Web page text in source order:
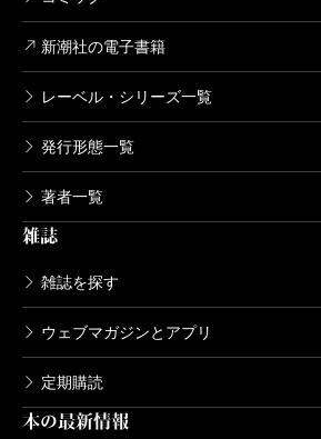
新潮社の電子書籍
レーベル・シリーズ一覧
発行形態一覧
著者一覧
雑誌
雑誌を探す
ウェブマガジンとアプリ
定期購読
本の最新情報